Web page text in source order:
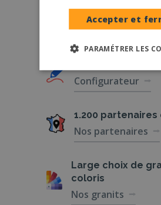
Conception
Qui sommes-nous
Configurateur
1.200 partenaires
Nos partenaires
Large choix de
coloris
Nos granits
Accepter et
PARAMÉTRER LES